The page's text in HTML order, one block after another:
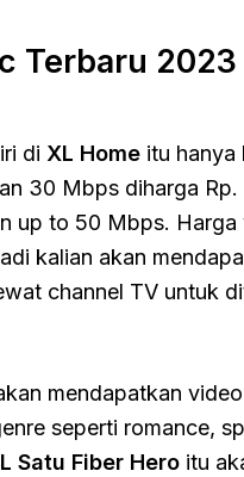
Terbaru 2023
di XL Home itu hanya
30 Mbps diharga Rp.
up to 50 Mbps. Harga
kalian akan
channel TV untuk
mendapatkan
seperti romance,
Satu Fiber Hero itu